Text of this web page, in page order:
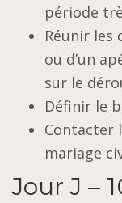
période
Réunir les
ou d’un
sur le
Définir le
Contacter
mariage
Jour J –